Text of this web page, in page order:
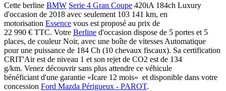
Cette berline BMW Serie 4 Gran Coupe 420iA 184ch Luxury
d'occasion de 2018 avec seulement 103 141 km, en
motorisation Essence vous est proposé au prix de
22 990 € TTC. Votre Berline d'occasion dispose de 5 portes et 5
places, de couleur Noir, avec une boîte de vitesses Automatique
pour une puissance de 184 Ch (10 chevaux fiscaux). Sa certification
CRIT'Air est de niveau 1 et son rejet de CO2 est de 134
g/km. Venez découvrir sans plus attendre ce véhicule
bénéficiant d'une garantie «Icare 12 mois» et disponible dans votre
concession Ford Mazda Périgueux - PAROT.